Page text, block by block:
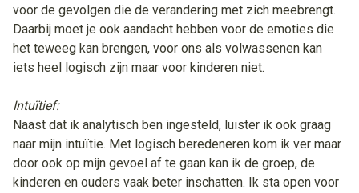
voor de gevolgen die de verandering met zich meebrengt.
Daarbij moet je ook aandacht hebben voor de emoties die
het teweeg kan brengen, voor ons als volwassenen kan
iets heel logisch zijn maar voor kinderen niet.
Intuïtief:
Naast dat ik analytisch ben ingesteld, luister ik ook graag
naar mijn intuïtie. Met logisch beredeneren kom ik ver maar
door ook op mijn gevoel af te gaan kan ik de groep, de
kinderen en ouders vaak beter inschatten. Ik sta open voor